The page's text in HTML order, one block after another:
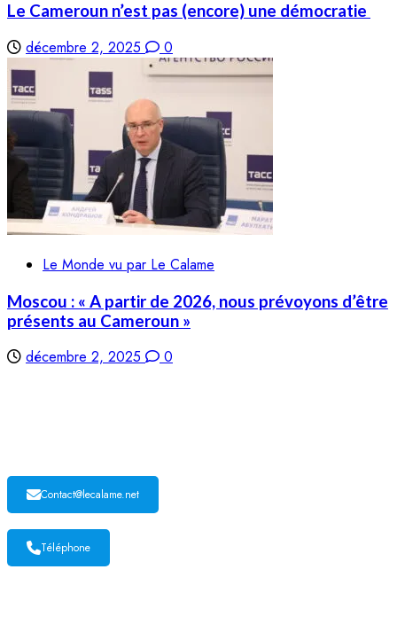
Le Cameroun n’est pas (encore) une démocratie
décembre 2, 2025 0
Le Monde vu par Le Calame
Moscou : « A partir de 2026, nous prévoyons d’être
présents au Cameroun »
décembre 2, 2025 0
Contact@lecalame.net
Téléphone